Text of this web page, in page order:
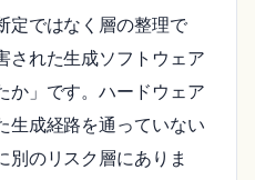
定ではなく層の整理で
された生成ソフトウェア
か」です。ハードウェア
生成経路を通っていない
別のリスク層にありま